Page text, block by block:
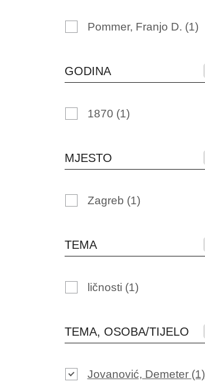
Pommer, Franjo D. (1)
GODINA
1870 (1)
MJESTO
Zagreb (1)
TEMA
ličnosti (1)
TEMA, OSOBA/TIJELO
Jovanović, Demeter (1)